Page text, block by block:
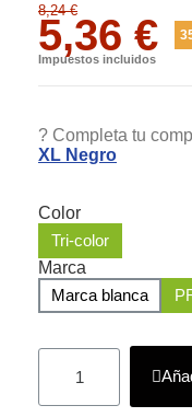
8,24 €
5,36 €
Impuestos incluidos
?️ Completa tu
XL Negro
Color
Tri-color
Marca
Marca blanca